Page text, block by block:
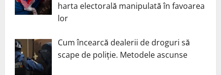
harta electorală manipulată în favoarea
lor
Cum încearcă dealerii de droguri să
scape de poliție. Metodele ascunse